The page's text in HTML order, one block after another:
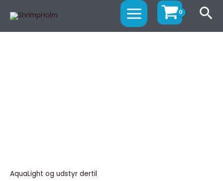
indholdet
MAIN
MENU
AquaLight og udstyr dertil